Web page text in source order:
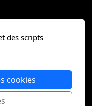
des scripts
cookies